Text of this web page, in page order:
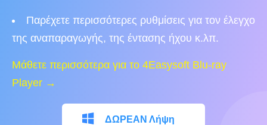
Παρέχετε περισσότερες ρυθμίσεις για τον έλεγχο
της αναπαραγωγής, της έντασης ήχου κ.λπ.
Μάθετε περισσότερα για το 4Easysoft Blu-ray
Player →
ΔΩΡΕΑΝ Λήψη